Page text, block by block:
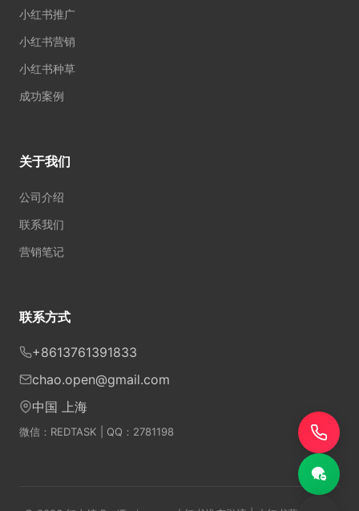
小红书推广
小红书营销
小红书种草
成功案例
关于我们
公司介绍
联系我们
营销笔记
联系方式
+8613761391833
chao.open@gmail.com
中国 上海
微信：REDTASK | QQ：2781198